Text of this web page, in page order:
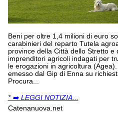
Beni per oltre 1,4 milioni di euro
carabinieri del reparto Tutela
province della Città dello Stretto e
imprenditori agricoli indagati per
le erogazioni in agricoltura
emesso dal Gip di Enna su
Procura...
* ➡️ LEGGI NOTIZIA...
Catenanuova.net